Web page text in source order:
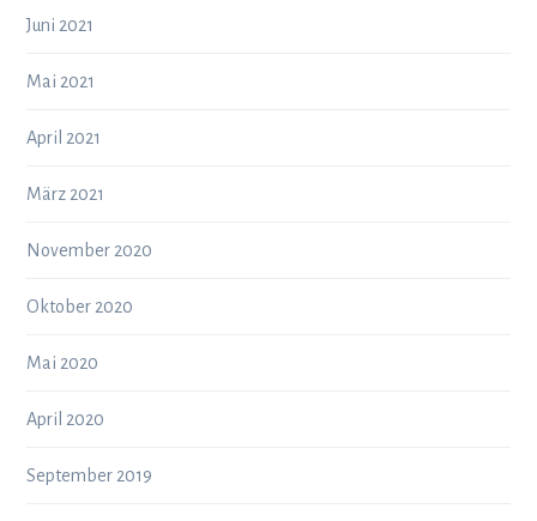
Juni 2021
Mai 2021
April 2021
März 2021
November 2020
Oktober 2020
Mai 2020
April 2020
September 2019